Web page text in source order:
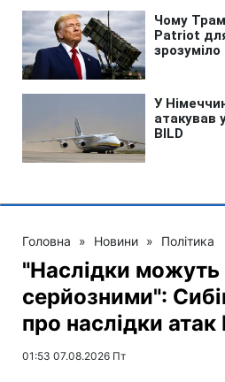
Головна » Новини » Політика
"Наслідки можуть
серйозними":
про наслідки атак
01:53 07.08.2026 Пт